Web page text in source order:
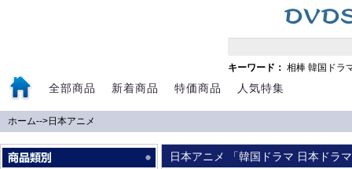
キーワード： 相棒 韓国ドラ
全部商品 新着商品 特価商品 人気特集
ホーム-->日本アニメ
日本アニメ 「韓国ドラマ 日本ドラ